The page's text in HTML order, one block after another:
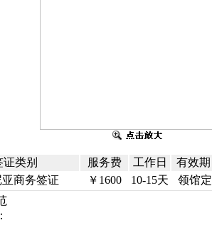
证类别 服务费 工作日 有效期
商务签证
￥1600 10-15天 领馆定